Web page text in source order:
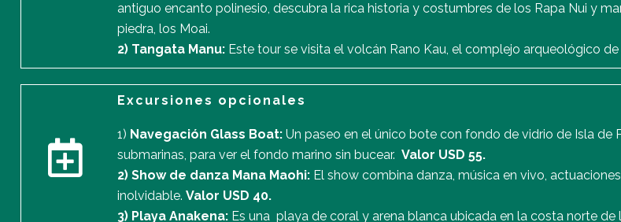
antiguo encanto polinesio, descubra la rica historia y costumbres de los Rapa Nui y
piedra, los Moai.
2) Tangata Manu:Este tour se visita el volcán Rano Kau, el complejo arqueológico de
Excursiones opcionales
1) Navegación Glass Boat: Un paseo en el único bote con fondo de vidrio de Isla de
submarinas, para ver el fondo marino sin bucear. Valor USD 55.
2) Show de danza Mana Maohi:El show combina danza, música en vivo,
inolvidable. Valor USD 40.
3) Playa Anakena: Es una playa de coral y arena blanca ubicada en la costa norte de